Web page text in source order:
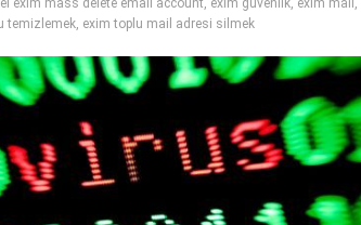
exim mass delete email account, exim güvenlik, exim mail ,
temizlemek, exim toplu mail adresi silmek